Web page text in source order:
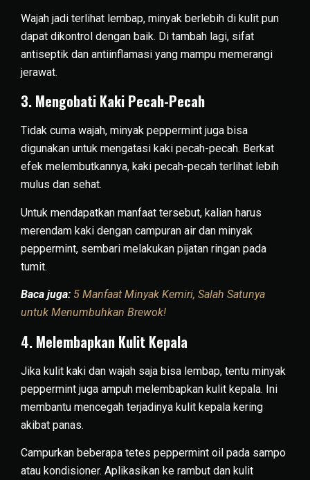
Wajah jadi terlihat lembap, minyak berlebih di kulit pun
dapat dikontrol dengan baik. Di tambah lagi, sifat
antiseptik dan antiinflamasi yang mampu memerangi
jerawat.
3. Mengobati Kaki Pecah-Pecah
Tidak cuma wajah, minyak peppermint juga bisa
digunakan untuk mengatasi kaki pecah-pecah. Berkat
efek melembutkannya, kaki pecah-pecah terlihat lebih
mulus dan sehat.
Untuk mendapatkan manfaat tersebut, kalian harus
merendam kaki dengan campuran air dan minyak
peppermint, sembari melakukan pijatan ringan pada
tumit.
Baca juga: 5 Manfaat Minyak Kemiri, Salah Satunya
untuk Menumbuhkan Brewok!
4. Melembapkan Kulit Kepala
Jika kulit kaki dan wajah saja bisa lembap, tentu minyak
peppermint juga ampuh melembapkan kulit kepala. Ini
membantu mencegah terjadinya kulit kepala kering
akibat panas.
Campurkan beberapa tetes peppermint oil pada sampo
atau kondisioner. Aplikasikan ke rambut dan kulit